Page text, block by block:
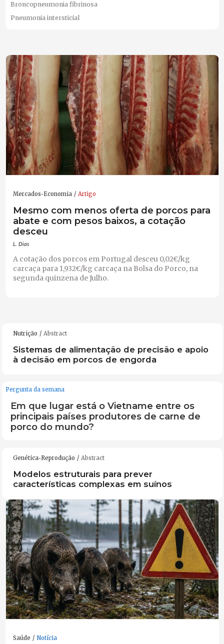
Broncopneumonia fibrinosa
Pneumonia intersticial
Mercados-Economia Artigo
Mesmo com menos oferta de porcos para
abate e com pesos baixos, a cotação
desceu
L. Dias
A cotação dos porcos em Portugal desceu 0,02€/kg
carcaça para 1,932€/kg carcaça na Bolsa do Porco, na
segunda quinzena de Julho.
Nutrição Abstract
Sistemas de alimentação de precisão e apoio
à decisão em porcos de engorda
Pergunta da semana
Em que lugar está o Vietname entre os
principais países produtores de carne de
porco do mundo?
Genética-Reprodução Abstract
Modelos estruturais para prever
características complexas em suínos
Saúde Notícia